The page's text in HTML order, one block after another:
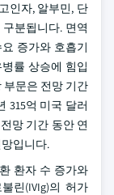
인자, 알부민, 단
분됩니다. 면역
증가와 호흡기
률 상승에 힘입
부문은 전망 기간
315억 미국 달러
망 기간 동안 연
입니다.
환자 수 증가와
린(IVIg)의 허가